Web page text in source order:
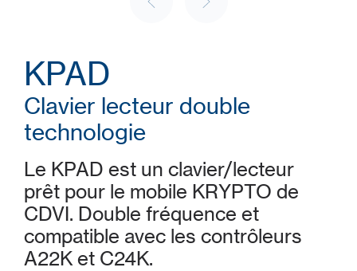
KPAD
Clavier lecteur double
technologie
Le KPAD est un clavier/lecteur
prêt pour le mobile KRYPTO de
CDVI. Double fréquence et
compatible avec les contrôleurs
A22K et C24K.